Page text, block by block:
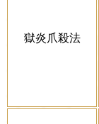
獄炎爪殺法